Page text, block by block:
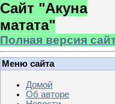
Сайт "Акуна
матата"
Полная версия
Меню сайта
Домой
Об авторе